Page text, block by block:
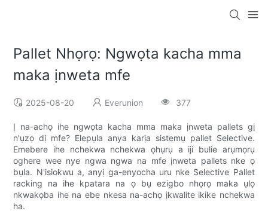
Pallet Nhọrọ: Ngwọta kacha mma
maka ịnweta mfe
2025-08-20 Everunion 377
Ị na-achọ ihe ngwọta kacha mma maka ịnweta pallets gị
n'ụzọ dị mfe? Elepụla anya karịa sistemụ pallet Selective.
Emebere ihe nchekwa nchekwa ọhụrụ a iji bulie arụmọrụ
oghere wee nye ngwa ngwa na mfe ịnweta pallets nke ọ
bụla. N'isiokwu a, anyị ga-enyocha uru nke Selective Pallet
racking na ihe kpatara na ọ bụ ezigbo nhọrọ maka ụlọ
nkwakọba ihe na ebe nkesa na-achọ ịkwalite ikike nchekwa
ha.